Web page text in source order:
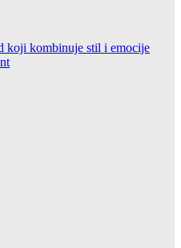
koji kombinuje stil i emocije